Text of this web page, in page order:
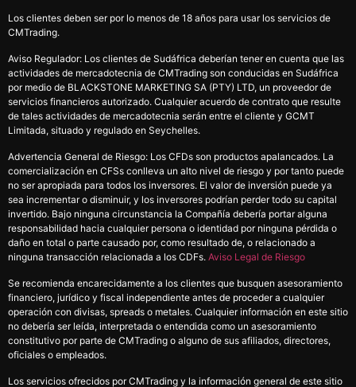
Los clientes deben ser por lo menos de 18 años para usar los servicios de
CMTrading.
Aviso Regulador: Los clientes de Sudáfrica deberían tener en cuenta que las
actividades de mercadotecnia de CMTrading son conducidas en Sudáfrica
por medio de BLACKSTONE MARKETING SA (PTY) LTD, un proveedor de
servicios financieros autorizado. Cualquier acuerdo de contrato que resulte
de tales actividades de mercadotecnia serán entre el cliente y GCMT
Limitada, situado y regulado en Seychelles.
Advertencia General de Riesgo: Los CFDs son productos apalancados. La
comercialización en CFSs conlleva un alto nivel de riesgo y por tanto puede
no ser apropiada para todos los inversores. El valor de inversión puede ya
sea incrementar o disminuir, y los inversores podrían perder todo su capital
invertido. Bajo ninguna circunstancia la Compañía debería portar alguna
responsabilidad hacia cualquier persona o identidad por ninguna pérdida o
daño en total o parte causado por, como resultado de, o relacionado a
ninguna transacción relacionada a los CDFs. Aviso Legal de Riesgo
Se recomienda encarecidamente a los clientes que busquen asesoramiento
financiero, jurídico y fiscal independiente antes de proceder a cualquier
operación con divisas, spreads o metales. Cualquier información en este sitio
no debería ser leída, interpretada o entendida como un asesoramiento
constitutivo por parte de CMTrading o alguno de sus afiliados, directores,
oficiales o empleados.
Los servicios ofrecidos por CMTrading y la información general de este sitio